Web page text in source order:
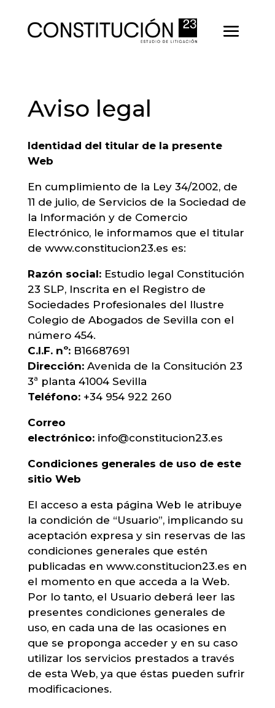
Aviso legal
Identidad del titular de la presente
Web
En cumplimiento de la Ley 34/2002, de
11 de julio, de Servicios de la Sociedad de
la Información y de Comercio
Electrónico, le informamos que el titular
de www.constitucion23.es es:
Razón social: Estudio legal Constitución
23 SLP, Inscrita en el Registro de
Sociedades Profesionales del Ilustre
Colegio de Abogados de Sevilla con el
número 454.
C.I.F. nº:B16687691
Dirección:Avenida de la Consitución 23
3ª planta 41004 Sevilla
Teléfono:+34 954 922 260
Correo
electrónico:info@constitucion23.es
Condiciones generales de uso de este
sitio Web
El acceso a esta página Web le atribuye
la condición de “Usuario”, implicando su
aceptación expresa y sin reservas de las
condiciones generales que estén
publicadas en www.constitucion23.es en
el momento en que acceda a la Web.
Por lo tanto, el Usuario deberá leer las
presentes condiciones generales de
uso, en cada una de las ocasiones en
que se proponga acceder y en su caso
utilizar los servicios prestados a través
de esta Web, ya que éstas pueden sufrir
modificaciones.